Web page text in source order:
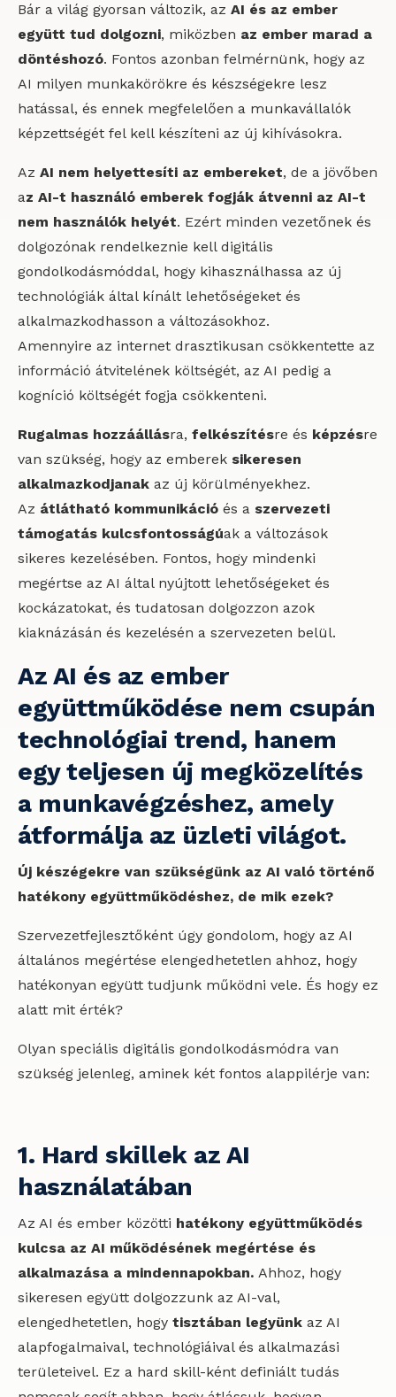
Bár a világ gyorsan változik, az AI és az ember
együtt tud dolgozni, miközben az ember marad a
döntéshozó. Fontos azonban felmérnünk, hogy az
AI milyen munkakörökre és készségekre lesz
hatással, és ennek megfelelően a munkavállalók
képzettségét fel kell készíteni az új kihívásokra.
Az AI nem helyettesíti az embereket, de a jövőben
az AI-t használó emberek fogják átvenni az AI-t
nem használók helyét. Ezért minden vezetőnek és
dolgozónak rendelkeznie kell digitális
gondolkodásmóddal, hogy kihasználhassa az új
technológiák által kínált lehetőségeket és
alkalmazkodhasson a változásokhoz.
Amennyire az internet drasztikusan csökkentette az
információ átvitelének költségét, az AI pedig a
kogníció költségét fogja csökkenteni.
Rugalmas hozzáállásra, felkészítésre és képzésre
van szükség, hogy az emberek sikeresen
alkalmazkodjanak az új körülményekhez.
Az átlátható kommunikáció és a szervezeti
támogatás kulcsfontosságúak a változások
sikeres kezelésében. Fontos, hogy mindenki
megértse az AI által nyújtott lehetőségeket és
kockázatokat, és tudatosan dolgozzon azok
kiaknázásán és kezelésén a szervezeten belül.
Az AI és az ember
együttműködése nem csupán
technológiai trend, hanem
egy teljesen új megközelítés
a munkavégzéshez, amely
átformálja az üzleti világot.
Új készégekre van szükségünk az AI való történő
hatékony együttműködéshez, de mik ezek?
Szervezetfejlesztőként úgy gondolom, hogy az AI
általános megértése elengedhetetlen ahhoz, hogy
hatékonyan együtt tudjunk működni vele. És hogy ez
alatt mit érték?
Olyan speciális digitális gondolkodásmódra van
szükség jelenleg, aminek két fontos alappilérje van:
1. Hard skillek az AI
használatában
Az AI és ember közötti hatékony együttműködés
kulcsa az AI működésének megértése és
alkalmazása a mindennapokban. Ahhoz, hogy
sikeresen együtt dolgozzunk az AI-val,
elengedhetetlen, hogy tisztában legyünk az AI
alapfogalmaival, technológiáival és alkalmazási
területeivel. Ez a hard skill-ként definiált tudás